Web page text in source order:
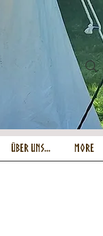
Über uns... More